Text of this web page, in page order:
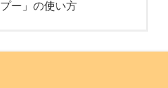
ー」の使い方